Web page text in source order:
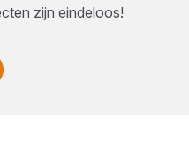
zijn eindeloos!